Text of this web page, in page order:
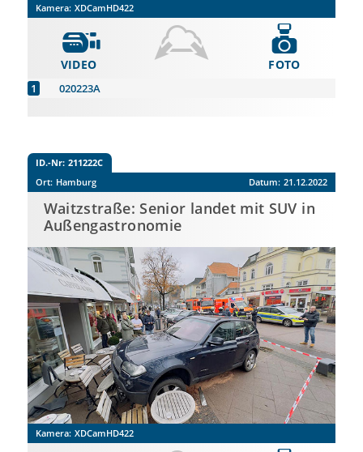
Kamera: XDCamHD422
VIDEO
020223A
FOTO
ID.-Nr: 211222C
Ort: Hamburg Datum: 21.12.2022
Waitzstraße: Senior landet mit SUV in
Außengastronomie
Kamera: XDCamHD422